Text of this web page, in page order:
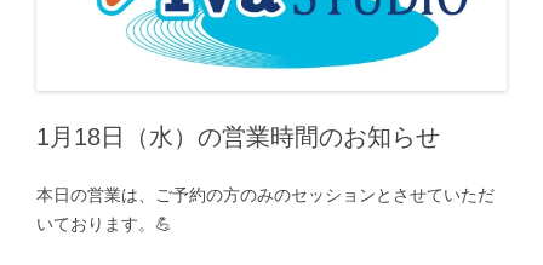
1月18日（水）の営業時間のお知らせ
本日の営業は、ご予約の方のみのセッションとさせていただ
いております。💪